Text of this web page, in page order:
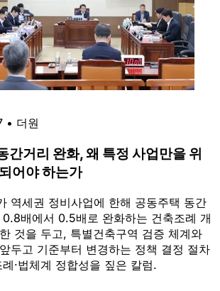
• 더원
간거리 완화, 왜 특정 사업만을 위
어야 하는가
역세권 정비사업에 한해 공동주택 동간
0.8배에서 0.5배로 완화하는 건축조례 개
것을 두고, 특별건축구역 검증 체계와
두고 기준부터 변경하는 정책 결정 절차
·법체계 정합성을 짚은 칼럼.